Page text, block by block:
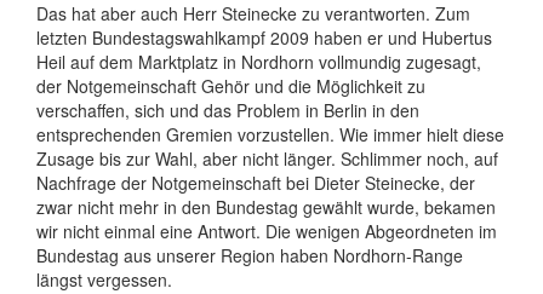
Das hat aber auch Herr Steinecke zu verantworten. Zum
letzten Bundestagswahlkampf 2009 haben er und Hubertus
Heil auf dem Marktplatz in Nordhorn vollmundig zugesagt,
der Notgemeinschaft Gehör und die Möglichkeit zu
verschaffen, sich und das Problem in Berlin in den
entsprechenden Gremien vorzustellen. Wie immer hielt diese
Zusage bis zur Wahl, aber nicht länger. Schlimmer noch, auf
Nachfrage der Notgemeinschaft bei Dieter Steinecke, der
zwar nicht mehr in den Bundestag gewählt wurde, bekamen
wir nicht einmal eine Antwort. Die wenigen Abgeordneten im
Bundestag aus unserer Region haben Nordhorn-Range
längst vergessen.